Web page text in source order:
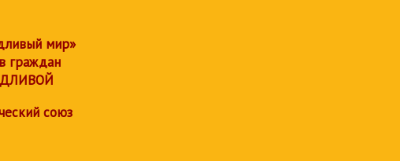
мир»
граждан
союз